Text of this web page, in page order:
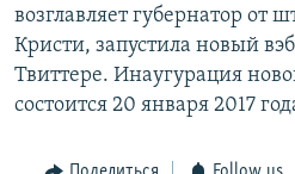
возглавляет губернатор
Кристи, запустила новый
Твиттере. Инаугурация
состоится 20 января 2017